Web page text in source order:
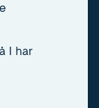
I har